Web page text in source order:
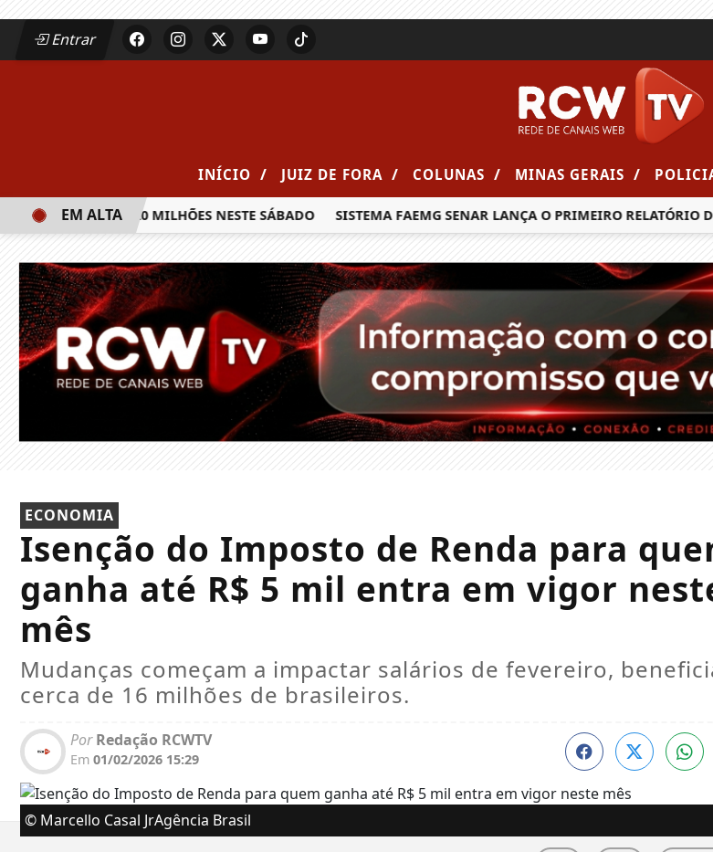
Entrar
INÍCIO / JUIZ DE FORA / COLUNAS / MINAS GERAIS /
PRÊMIO DE R$ 20 MILHÕES NESTE SÁBADO SISTEMA FAEMG SENAR LANÇA O PRIMEIRO RELATÓRIO DE
EM ALTA
ECONOMIA
Isenção do Imposto de Renda para
ganha até R$ 5 mil entra em vigor
mês
Mudanças começam a impactar salários de fevereiro,
cerca de 16 milhões de brasileiros.
PorRedação RCWTV
Em 01/02/2026 15:29
© Marcello Casal JrAgência Brasil